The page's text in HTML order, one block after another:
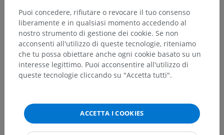
Segnala un problema
SCARICA L'APP
Puoi concedere, rifiutare o revocare il tuo consenso
liberamente e in qualsiasi momento accedendo al
nostro strumento di gestione dei cookie. Se non
acconsenti all'utilizzo di queste tecnologie, riteniamo
che tu possa obiettare anche ogni cookie basato su un
interesse legittimo. Puoi acconsentire all'utilizzo di
queste tecnologie cliccando su "Accetta tutti".
ACCETTA I COOKIES